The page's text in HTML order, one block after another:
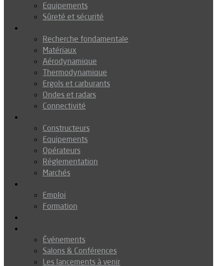
Equipements
Sûreté et sécurité
Recherche fondamentale
Matériaux
Aérodynamique
Thermodynamique
Ergols et carburants
Ondes et radars
Connectivité
Constructeurs
Equipements
Opérateurs
Réglementation
Marchés
Emploi
Formation
Événements
Salons & Conférences
Les lancements à venir